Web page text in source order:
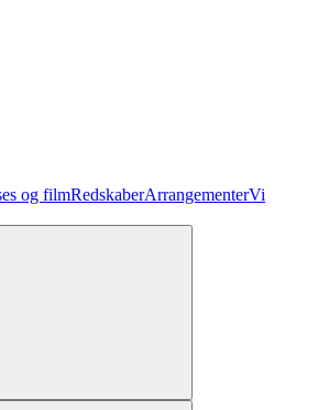
og filmRedskaberArrangementerVi